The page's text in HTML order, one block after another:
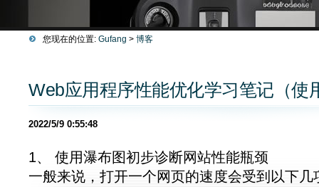
您现在的位置: Gufang > 博客
Web应用程序性能优化学习笔记（使
2022/5/9 0:55:48
1、 使用瀑布图初步诊断网站性能瓶颈
一般来说，打开一个网页的速度会受到以下几